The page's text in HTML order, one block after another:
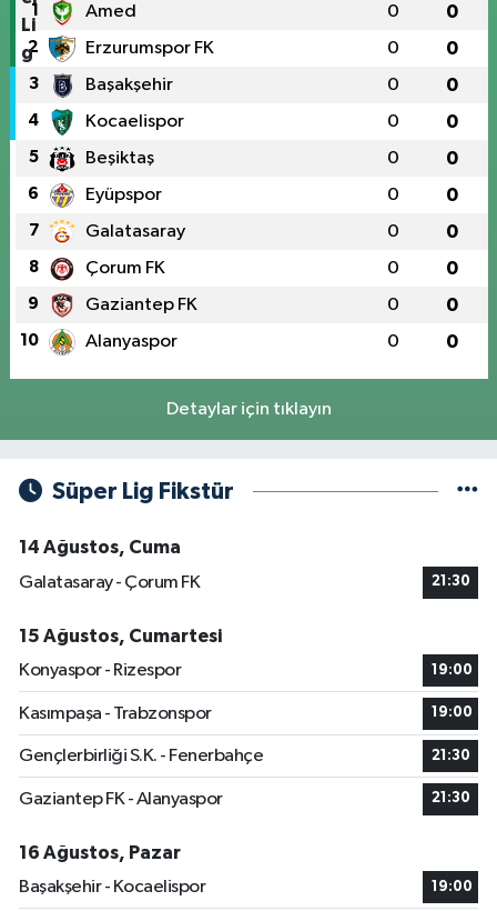
1 Amed 0 0
2 Erzurumspor FK 0 0
3 Başakşehir 0 0
4 Kocaelispor 0 0
5 Beşiktaş 0 0
6 Eyüpspor 0 0
7 Galatasaray 0 0
8 Çorum FK 0 0
9 Gaziantep FK 0 0
10 Alanyaspor 0 0
Detaylar için tıklayın
Süper Lig Fikstür
14 Ağustos, Cuma
Galatasaray - Çorum FK
21:30
15 Ağustos, Cumartesi
Konyaspor - Rizespor
19:00
Kasımpaşa - Trabzonspor 19:00
Gençlerbirliği S.K. - Fenerbahçe 21:30
Gaziantep FK - Alanyaspor 21:30
16 Ağustos, Pazar
Başakşehir - Kocaelispor
19:00